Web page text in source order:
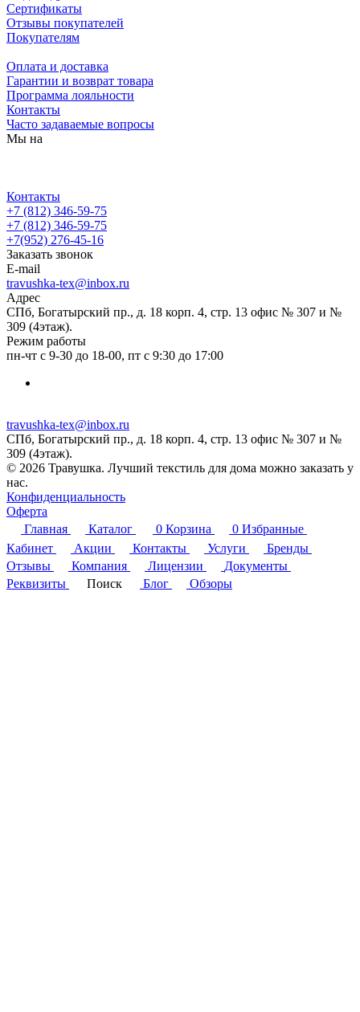
Сертификаты
Отзывы покупателей
Покупателям
Оплата и доставка
Гарантии и возврат товара
Программа лояльности
Контакты
Часто задаваемые вопросы
Мы на
Контакты
+7 (812) 346-59-75
+7 (812) 346-59-75
+7(952) 276-45-16
Заказать звонок
E-mail
travushka-tex@inbox.ru
Адрес
СПб, Богатырский пр., д. 18 корп. 4, стр. 13 офис № 307 и №
309 (4этаж).
Режим работы
пн-чт с 9-30 до 18-00, пт с 9:30 до 17:00
travushka-tex@inbox.ru
СПб, Богатырский пр., д. 18 корп. 4, стр. 13 офис № 307 и №
309 (4этаж).
© 2026 Травушка. Лучший текстиль для дома можно заказать у
нас.
Конфиденциальность
Оферта
Главная
Каталог 0 Корзина 0 Избранные
Кабинет
Акции Контакты Услуги
Бренды
Отзывы
Компания Лицензии
Документы
Реквизиты
Поиск Блог Обзоры